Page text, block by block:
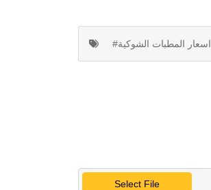
#اسعار المطبات الشوكية
Select File